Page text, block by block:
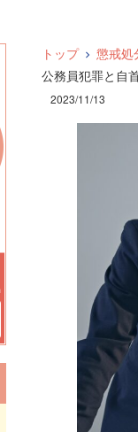
トップ
懲戒処
公務員犯罪と自
2023/11/13